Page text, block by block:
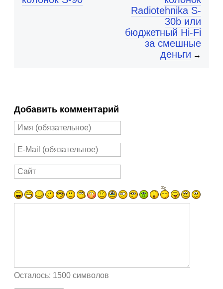
Radiotehnika S-
30b или
бюджетный Hi-Fi
за смешные
деньги →
Добавить комментарий
Осталось: 1500 символов